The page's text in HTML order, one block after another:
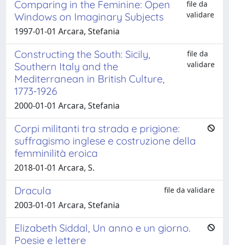
Comparing in the Feminine: Open
Windows on Imaginary Subjects
file da
validare
1997-01-01 Arcara, Stefania
Constructing the South: Sicily,
Southern Italy and the
Mediterranean in British Culture,
1773-1926
file da
validare
2000-01-01 Arcara, Stefania
Corpi militanti tra strada e prigione:
suffragismo inglese e costruzione della
femminilità eroica
2018-01-01 Arcara, S.
Dracula file da validare
2003-01-01 Arcara, Stefania
Elizabeth Siddal, Un anno e un giorno.
Poesie e lettere